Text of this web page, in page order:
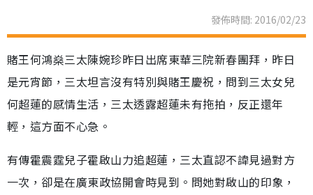
發佈時間: 2016/02/23
賭王何鴻燊三太陳婉珍昨日出席東華三院新春團拜，昨日
是元宵節，三太坦言沒有特別與賭王慶祝，問到三太女兒
何超蓮的感情生活，三太透露超蓮未有拖拍，反正還年
輕，這方面不心急。
有傳霍震霆兒子霍啟山力追超蓮，三太直認不諱見過對方
一次，卻是在廣東政協開會時見到。問她對啟山的印象，